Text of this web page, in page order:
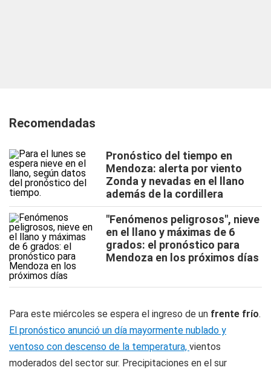
Recomendadas
Pronóstico del tiempo en
Mendoza: alerta por viento
Zonda y nevadas en el llano
además de la cordillera
"Fenómenos peligrosos", nieve
en el llano y máximas de 6
grados: el pronóstico para
Mendoza en los próximos días
Para este miércoles se espera el ingreso de un frente frío.
El pronóstico anunció un día mayormente nublado y
ventoso con descenso de la temperatura, vientos
moderados del sector sur. Precipitaciones en el sur